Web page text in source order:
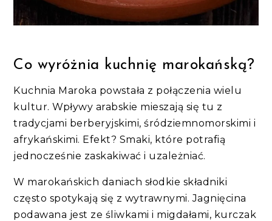
Co wyróżnia kuchnię marokańską?
Kuchnia Maroka powstała z połączenia wielu
kultur. Wpływy arabskie mieszają się tu z
tradycjami berberyjskimi, śródziemnomorskimi i
afrykańskimi. Efekt? Smaki, które potrafią
jednocześnie zaskakiwać i uzależniać.
W marokańskich daniach słodkie składniki
często spotykają się z wytrawnymi. Jagnięcina
podawana jest ze śliwkami i migdałami, kurczak